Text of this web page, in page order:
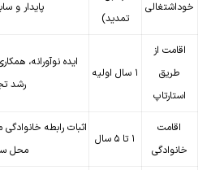
خوداشتغالی
تمدید)
پایدار و
اقامت از
طریق
استارتاپ
۱ سال اولیه
ایده نوآورانه،
رشد
اقامت
خانوادگی
۱ تا ۵ سال
اثبات رابطه
محل